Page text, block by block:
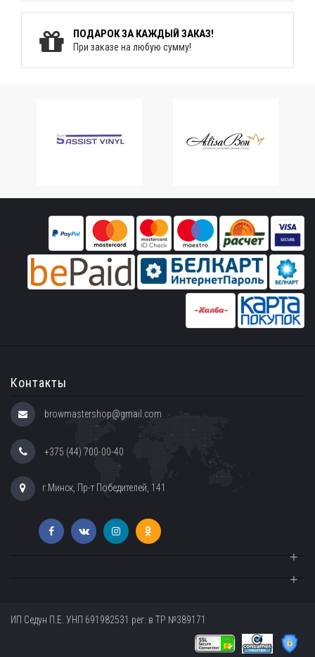
ПОДАРОК ЗА КАЖДЫЙ ЗАКАЗ!
При заказе на любую сумму!
Контакты
browmastershop@gmail.com
+375 (44) 700-00-40
г.Минск, Пр-т Победителей, 141
+
+
ИП Седун П.Е. УНП 691982531 рег. в ТР №389171